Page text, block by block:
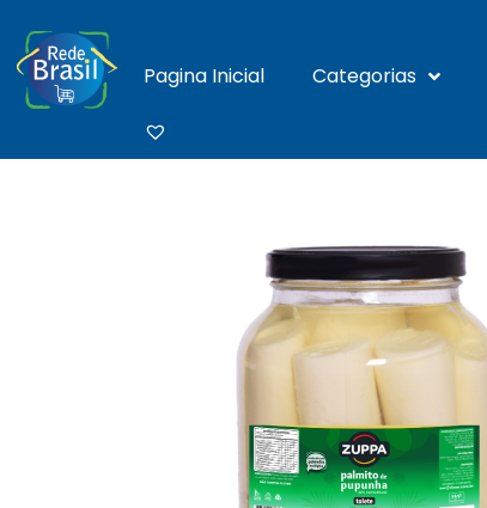
Pagina Inicial Categorias